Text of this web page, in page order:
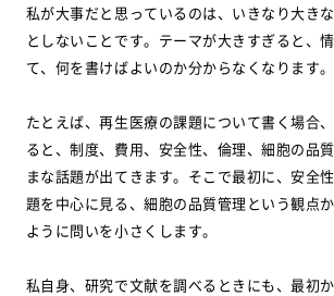
私が大事だと思っているのは、いきなり大き
としないことです。テーマが大きすぎると、
て、何を書けばよいのか分からなくなります。
たとえば、再生医療の課題について書く場合
ると、制度、費用、安全性、倫理、細胞の品
まな話題が出てきます。そこで最初に、安全
題を中心に見る、細胞の品質管理という観点
ように問いを小さくします。
私自身、研究で文献を調べるときにも、最初